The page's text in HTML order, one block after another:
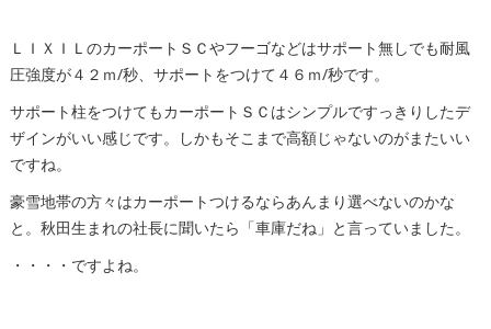
ＬＩＸＩＬのカーポートＳＣやフーゴなどはサポート無しでも耐風
圧強度が４２ｍ/秒、サポートをつけて４６ｍ/秒です。
サポート柱をつけてもカーポートＳＣはシンプルですっきりしたデ
ザインがいい感じです。しかもそこまで高額じゃないのがまたいい
ですね。
豪雪地帯の方々はカーポートつけるならあんまり選べないのかな
と。秋田生まれの社長に聞いたら「車庫だね」と言っていました。
・・・・ですよね。